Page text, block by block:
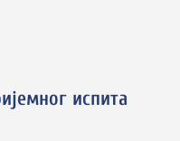
испита